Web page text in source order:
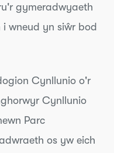
gymeradwyaeth
wneud yn siŵr bod
Cynllunio o'r
Cynllunio
Parc
os yw eich